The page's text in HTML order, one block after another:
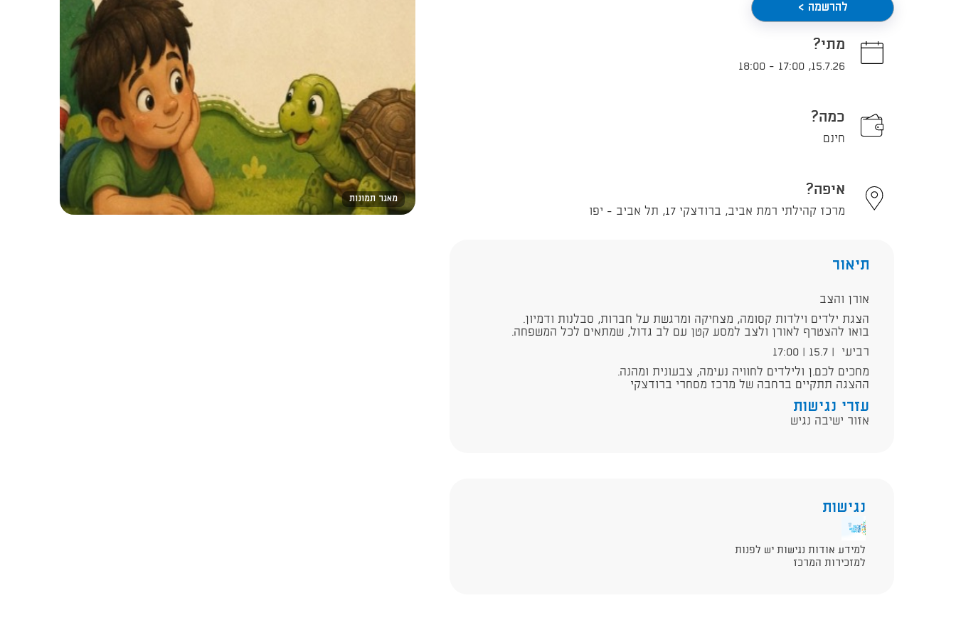
מאגר תמונות
להרשמה >
מתי?
15.7.26
,
17:00
-
18:00
כמה?
חינם
איפה?
מרכז קהילתי רמת אביב, ברודצקי 17, תל אביב - יפו
תיאור
אורן והצב
הצגת ילדים וילדות קסומה, מצחיקה ומרגשת על חברות, סבלנות ודמיון.
בואו להצטרף לאורן ולצב למסע קטן עם לב גדול, שמתאים לכל המשפחה.
רביעי | 15.7 | 17:00
מחכים לכם.ן ולילדים לחוויה נעימה, צבעונית ומהנה.
ההצגה תתקיים ברחבה של מרכז מסחרי ברודצקי
עזרי נגישות
אזור ישיבה נגיש
נגישות
למידע אודות נגישות יש לפנות
למזכירות המרכז